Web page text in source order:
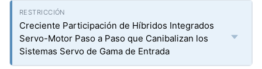
Creciente Participación de Híbridos Integrados
Servo-Motor Paso a Paso que Canibalizan los
Sistemas Servo de Gama de Entrada